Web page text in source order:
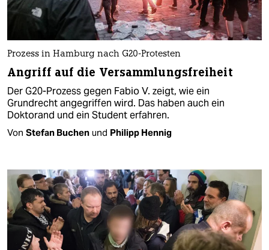
Prozess in Hamburg nach G20-Protesten
Angriff auf die Versammlungsfreiheit
Der G20-Prozess gegen Fabio V. zeigt, wie ein
Grundrecht angegriffen wird. Das haben auch ein
Doktorand und ein Student erfahren.
Von Stefan Buchen und Philipp Hennig